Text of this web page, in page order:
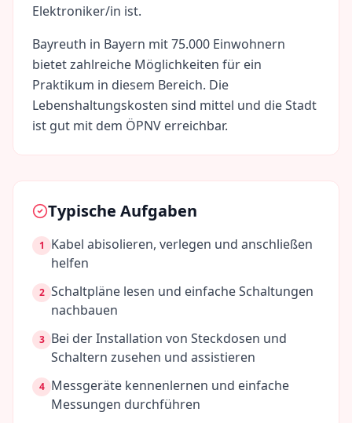
Elektroniker/in ist.
Bayreuth in Bayern mit75.000 Einwohnern
bietet zahlreiche Möglichkeiten für ein
Praktikum in diesem Bereich. Die
Lebenshaltungskosten sind mittel und die Stadt
ist gut mit dem ÖPNV erreichbar.
Typische Aufgaben
1
Kabel abisolieren, verlegen und anschließen
helfen
2 Schaltpläne lesen und einfache Schaltungen
nachbauen
3 Bei der Installation von Steckdosen und
Schaltern zusehen und assistieren
4 Messgeräte kennenlernen und einfache
Messungen durchführen